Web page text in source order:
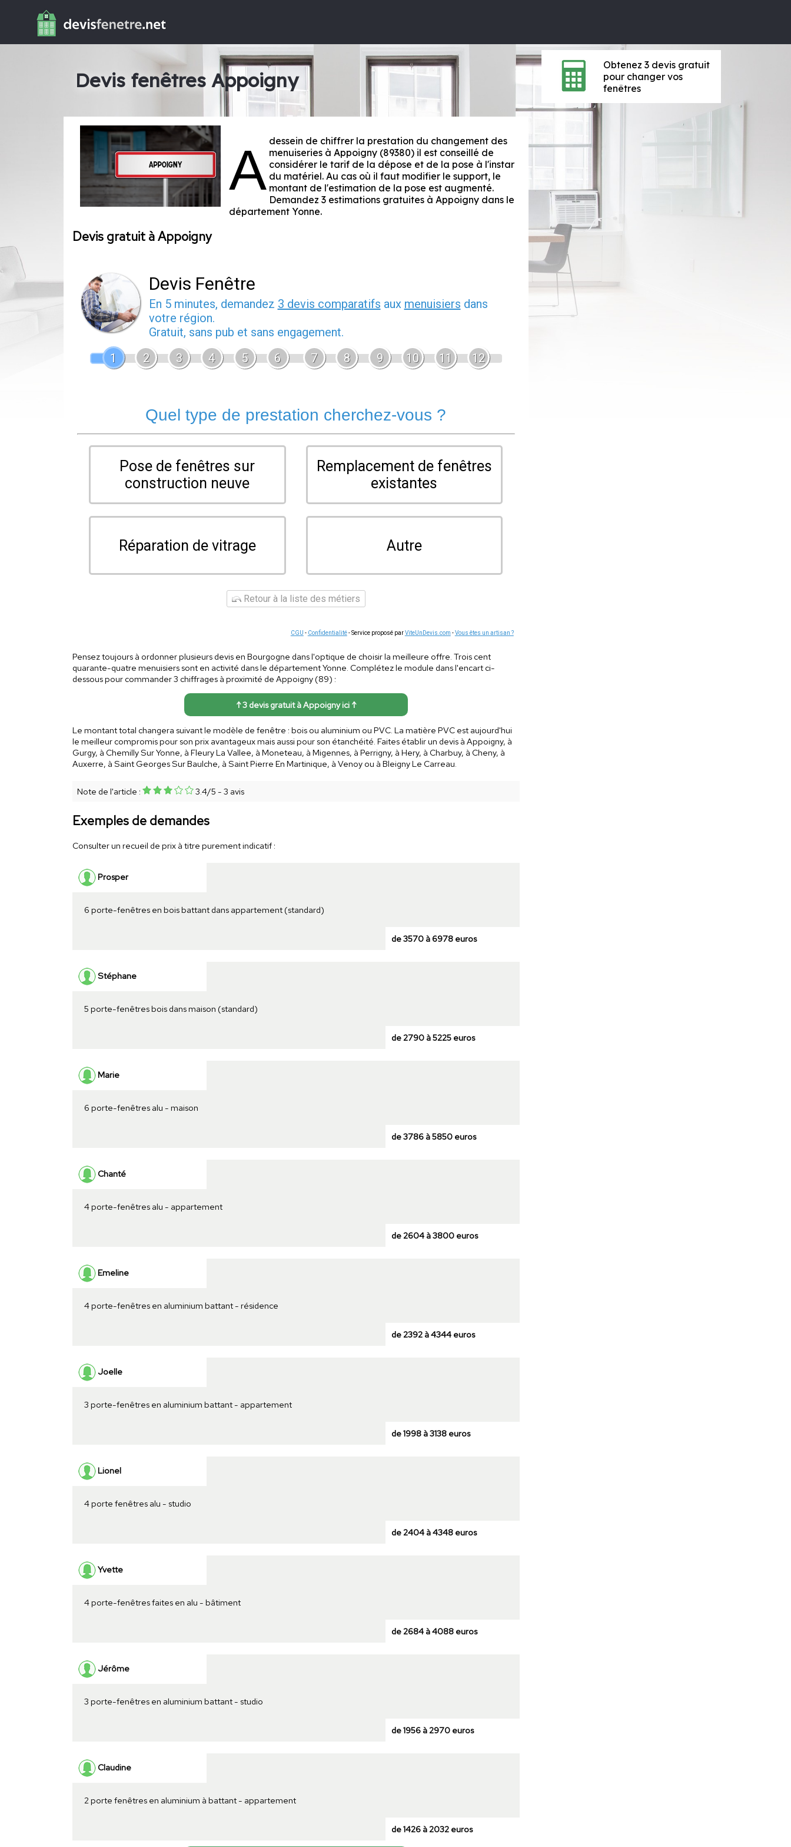
Devis fenêtres Appoigny
A dessein de chiffrer la prestation du changement des
menuiseries à Appoigny (89380) il est conseillé de
considérer le tarif de la dépose et de la pose à l'instar
du matériel. Au cas où il faut modifier le support, le
montant de l'estimation de la pose est augmenté.
Demandez 3 estimations gratuites à Appoigny dans le
département Yonne.
Devis gratuit à Appoigny
Devis Fenêtre
En 5 minutes, demandez 3 devis comparatifs aux menuisiers dans
votre région.
Gratuit, sans pub et sans engagement.
1
2 3 4 5 6 7 8 9 10 11 12
Quel type de prestation cherchez-vous ?
Pose de fenêtres sur
construction neuve
Remplacement de fenêtres
existantes
Réparation de vitrage Autre
Retour à la liste des métiers
CGU - Confidentialité- Service proposé parViteUnDevis.com -Vous êtes un artisan ?
Pensez toujours à ordonner plusieurs devis en Bourgogne dans l'optique de choisir la meilleure offre. Trois cent
quarante-quatre menuisiers sont en activité dans le département Yonne. Complétez le module dans l'encart ci-
dessous pour commander 3 chiffrages à proximité de Appoigny (89) :
↑ 3 devis gratuit à Appoigny ici ↑
Le montant total changera suivant le modèle de fenêtre : bois ou aluminium ou PVC. La matière PVC est aujourd'hui
le meilleur compromis pour son prix avantageux mais aussi pour son étanchéité. Faites établir un devis à Appoigny, à
Gurgy, à Chemilly Sur Yonne, à Fleury La Vallee, à Moneteau, à Migennes, à Perrigny, à Hery, à Charbuy, à Cheny, à
Auxerre, à Saint Georges Sur Baulche, à Saint Pierre En Martinique, à Venoy ou à Bleigny Le Carreau.
Note de l'article : 3.4/5 - 3 avis
Exemples de demandes
Consulter un recueil de prix à titre purement indicatif :
Prosper
6 porte-fenêtres en bois battant dans appartement (standard)
de 3570 à 6978 euros
Stéphane
5 porte-fenêtres bois dans maison (standard)
de 2790 à 5225 euros
Marie
6 porte-fenêtres alu - maison
de 3786 à 5850 euros
Chanté
4 porte-fenêtres alu - appartement
de 2604 à 3800 euros
Emeline
4 porte-fenêtres en aluminium battant - résidence
de 2392 à 4344 euros
Joelle
3 porte-fenêtres en aluminium battant - appartement
de 1998 à 3138 euros
Lionel
4 porte fenêtres alu - studio
de 2404 à 4348 euros
Yvette
4 porte-fenêtres faites en alu - bâtiment
de 2684 à 4088 euros
Jérôme
3 porte-fenêtres en aluminium battant - studio
de 1956 à 2970 euros
Claudine
2 porte fenêtres en aluminium à battant - appartement
de 1426 à 2032 euros
Obtenez 3 devis gratuit
pour changer vos
fenêtres